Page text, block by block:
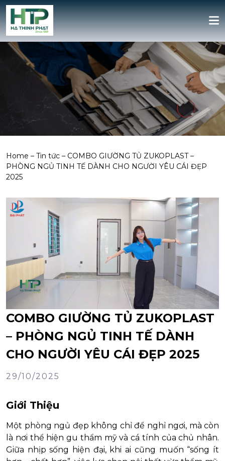
Home – Tin tức – COMBO GIƯỜNG TỦ ZUKOPLAST –
PHÒNG NGỦ TINH TẾ DÀNH CHO NGƯỜI YÊU CÁI ĐẸP
2025
COMBO GIƯỜNG TỦ ZUKOPLAST
– PHÒNG NGỦ TINH TẾ DÀNH
CHO NGƯỜI YÊU CÁI ĐẸP 2025
29/10/2025
Giới Thiệu
Một phòng ngủ đẹp không chỉ để nghỉ ngơi, mà còn
là nơi thể hiện gu thẩm mỹ và cá tính của chủ nhân.
Giữa nhịp sống hiện đại, khi ai cũng muốn “sống ít